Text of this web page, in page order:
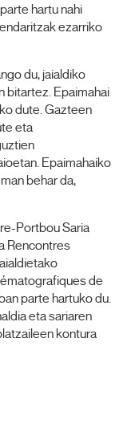
hartu nahi
ezarriko
du, jaialdiko
bitartez. Epaimahai
dute. Gazteen
eta
Epaimahaiko
behar da,
Portbou Saria
Rencontres
de
parte hartuko du.
eta sariaren
kontura